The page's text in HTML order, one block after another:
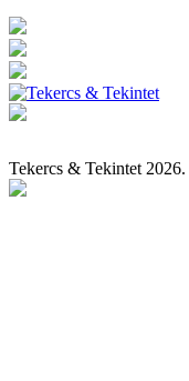
Tekercs & Tekintet 2026.